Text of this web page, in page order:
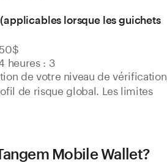
lorsque les guichets
heures : 3
de votre niveau de vérification,
de risque global. Les limites
Mobile Wallet?